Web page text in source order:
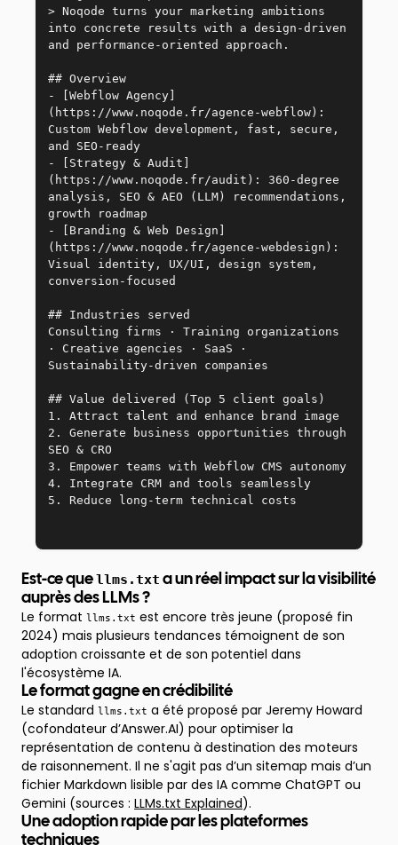
> Noqode turns your marketing ambitions
into concrete results with a design-driven
and performance-oriented approach.
## Overview
- [Webflow Agency]
(https://www.noqode.fr/agence-webflow):
Custom Webflow development, fast, secure,
and SEO-ready
- [Strategy & Audit]
(https://www.noqode.fr/audit): 360-degree
analysis, SEO & AEO (LLM) recommendations,
growth roadmap
- [Branding & Web Design]
(https://www.noqode.fr/agence-webdesign):
Visual identity, UX/UI, design system,
conversion-focused
## Industries served
Consulting firms · Training organizations
· Creative agencies · SaaS ·
Sustainability-driven companies
## Value delivered (Top 5 client goals)
2. Generate business opportunities through
SEO & CRO
4. Integrate CRM and tools seamlessly
5. Reduce long-term technical costs
Est-ce quellms.txt a un réel impact sur la visibilité
auprès des LLMs ?
Le format llms.txt est encore très jeune (proposé fin
2024) mais plusieurs tendances témoignent de son
adoption croissante et de son potentiel dans
l'écosystème IA.
Le format gagne en crédibilité
Le standard llms.txt a été proposé par Jeremy Howard
(cofondateur d’Answer.AI) pour optimiser la
représentation de contenu à destination des moteurs
de raisonnement. Il ne s'agit pas d’un sitemap mais d’un
fichier Markdown lisible par des IA comme ChatGPT ou
Gemini (sources : LLMs.txt Explained).
Une adoption rapide par les plateformes
techniques